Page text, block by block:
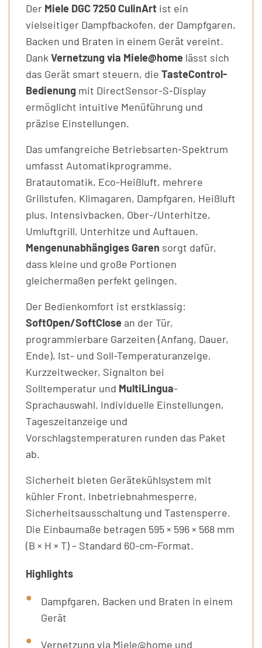
Der Miele DGC 7250 CulinArt ist ein
vielseitiger Dampfbackofen, der Dampfgaren,
Backen und Braten in einem Gerät vereint.
Dank Vernetzung via Miele@home lässt sich
das Gerät smart steuern, die TasteControl-
Bedienung mit DirectSensor-S-Display
ermöglicht intuitive Menüführung und
präzise Einstellungen.
Das umfangreiche Betriebsarten-Spektrum
umfasst Automatikprogramme,
Bratautomatik, Eco-Heißluft, mehrere
Grillstufen, Klimagaren, Dampfgaren, Heißluft
plus, Intensivbacken, Ober-/Unterhitze,
Umluftgrill, Unterhitze und Auftauen.
Mengenunabhängiges Garen sorgt dafür,
dass kleine und große Portionen
gleichermaßen perfekt gelingen.
Der Bedienkomfort ist erstklassig:
SoftOpen/SoftClose an der Tür,
programmierbare Garzeiten (Anfang, Dauer,
Ende), Ist- und Soll-Temperaturanzeige,
Kurzzeitwecker, Signalton bei
Solltemperatur und MultiLingua-
Sprachauswahl. Individuelle Einstellungen,
Tageszeitanzeige und
Vorschlagstemperaturen runden das Paket
ab.
Sicherheit bieten Gerätekühlsystem mit
kühler Front, Inbetriebnahmesperre,
Sicherheitsausschaltung und Tastensperre.
Die Einbaumaße betragen 595 × 596 × 568 mm
(B × H × T) – Standard 60-cm-Format.
Highlights
Dampfgaren, Backen und Braten in einem
Gerät
Vernetzung via Miele@home und